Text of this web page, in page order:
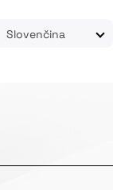
Slovenčina